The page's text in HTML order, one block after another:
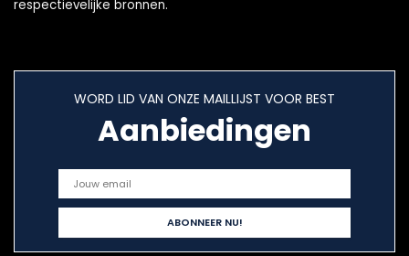
respectievelijke bronnen.
WORD LID VAN ONZE MAILLIJST VOOR BEST
Aanbiedingen